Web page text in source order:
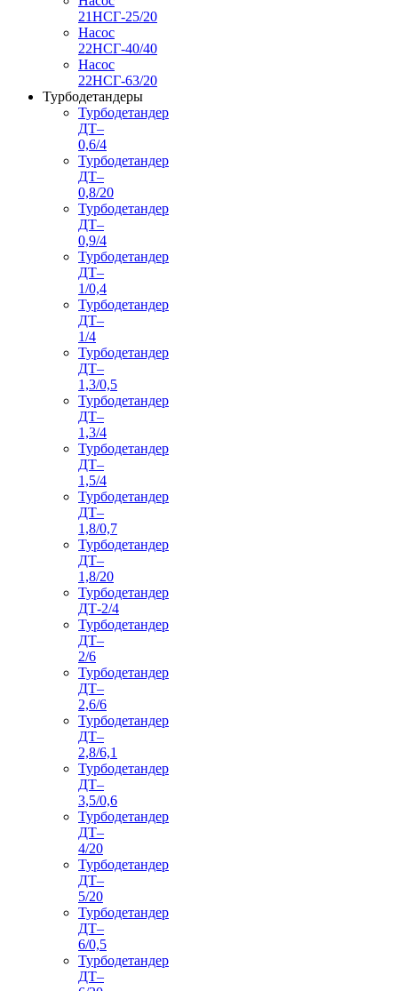
21НСГ-25/20
Насос
22НСГ-40/40
Насос
22НСГ-63/20
Турбодетандеры
Турбодетандер
ДТ–
0,6/4
Турбодетандер
ДТ–
0,8/20
Турбодетандер
ДТ–
0,9/4
Турбодетандер
ДТ–
1/0,4
Турбодетандер
ДТ–
1/4
Турбодетандер
ДТ–
1,3/0,5
Турбодетандер
ДТ–
1,3/4
Турбодетандер
ДТ–
1,5/4
Турбодетандер
ДТ–
1,8/0,7
Турбодетандер
ДТ–
1,8/20
Турбодетандер
ДТ-2/4
Турбодетандер
ДТ–
2/6
Турбодетандер
ДТ–
2,6/6
Турбодетандер
ДТ–
2,8/6,1
Турбодетандер
ДТ–
3,5/0,6
Турбодетандер
ДТ–
4/20
Турбодетандер
ДТ–
5/20
Турбодетандер
ДТ–
6/0,5
Турбодетандер
ДТ–